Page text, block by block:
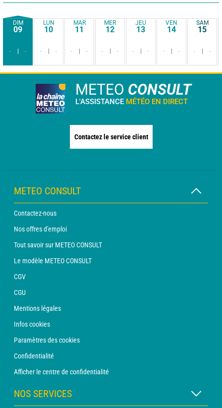
DIM
09
- -
LUN
10
- -
MAR
11
- -
MER
12
- -
JEU
13
- -
VEN
14
- -
SAM
15
- -
METEO CONSULT
L'ASSISTANCE MÉTÉO EN DIRECT
Contactez le service client
METEO CONSULT
Contactez-nous
Nos offres d'emploi
Tout savoir sur METEO CONSULT
Le modèle METEO CONSULT
CGV
CGU
Mentions légales
Infos cookies
Paramètres des cookies
Confidentialité
Afficher le centre de confidentialité
NOS SERVICES